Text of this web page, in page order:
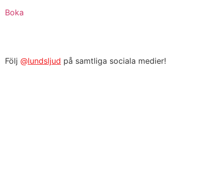
Boka
Följ @lundsljud på samtliga sociala medier!